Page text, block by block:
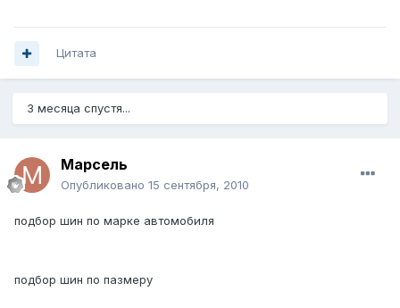
Цитата
3 месяца спустя...
Марсель
Опубликовано 15 сентября, 2010
подбор шин по марке автомобиля
подбор шин по пазмеру